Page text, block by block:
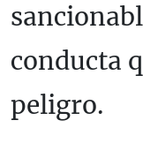
conducta
peligro.